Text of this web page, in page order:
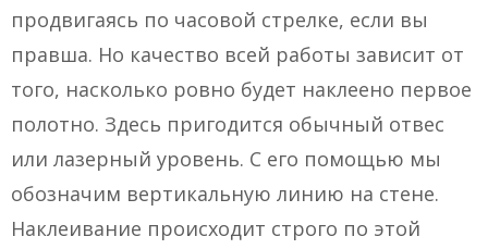
продвигаясь по часовой стрелке, если вы
правша. Но качество всей работы зависит от
того, насколько ровно будет наклеено первое
полотно. Здесь пригодится обычный отвес
или лазерный уровень. С его помощью мы
обозначим вертикальную линию на стене.
Наклеивание происходит строго по этой